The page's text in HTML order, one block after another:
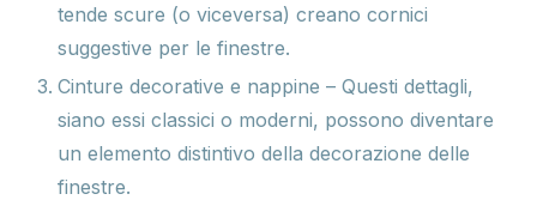
tende scure (o viceversa) creano cornici
suggestive per le finestre.
Cinture decorative e nappine – Questi dettagli,
siano essi classici o moderni, possono diventare
un elemento distintivo della decorazione delle
finestre.